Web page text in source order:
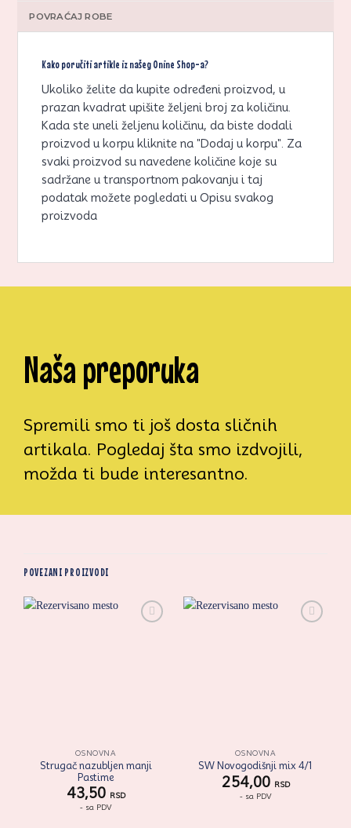
POVRAĆAJ ROBE
Kako poručiti artikle iz našeg Onine Shop-a?
Ukoliko želite da kupite određeni proizvod, u
prazan kvadrat upišite željeni broj za količinu.
Kada ste uneli željenu količinu, da biste dodali
proizvod u korpu kliknite na "Dodaj u korpu". Za
svaki proizvod su navedene količine koje su
sadržane u transportnom pakovanju i taj
podatak možete pogledati u Opisu svakog
proizvoda
Naša preporuka
Spremili smo ti još dosta sličnih
artikala. Pogledaj šta smo izdvojili,
možda ti bude interesantno.
POVEZANI PROIZVODI
OSNOVNA
Strugač nazubljen manji
Pastime
43,50 RSD
- sa PDV
OSNOVNA
SW Novogodišnji mix 4/1
254,00 RSD
- sa PDV